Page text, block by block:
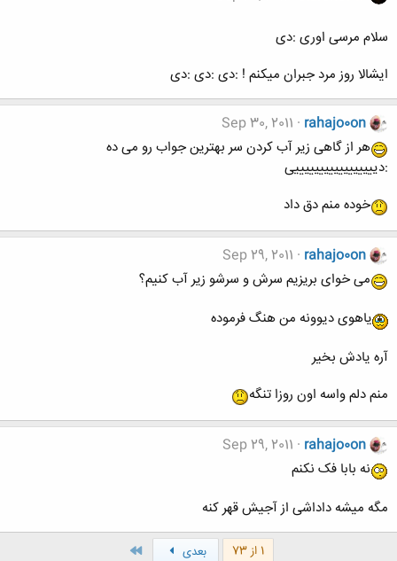
سلام مرسی اوری :دی
ایشالا روز مرد جبران میکنم ! :دی :دی :دی
rahajo0on
Sep 30, 2011
هر از گاهی زیر آب کردن سر بهترین جواب رو می ده
:دیییییییییییییییییی
خوده منم دق داد
rahajo0on
Sep 29, 2011
می خوای بریزیم سرش و سرشو زیر آب کنیم؟
یاهوی دیوونه من هنگ فرموده
آره یادش بخیر
منم دلم واسه اون روزا تنگه
rahajo0on
Sep 29, 2011
نه بابا فک نکنم
مگه میشه داداشی از آجیش قهر کنه
1 از 73 بعدی